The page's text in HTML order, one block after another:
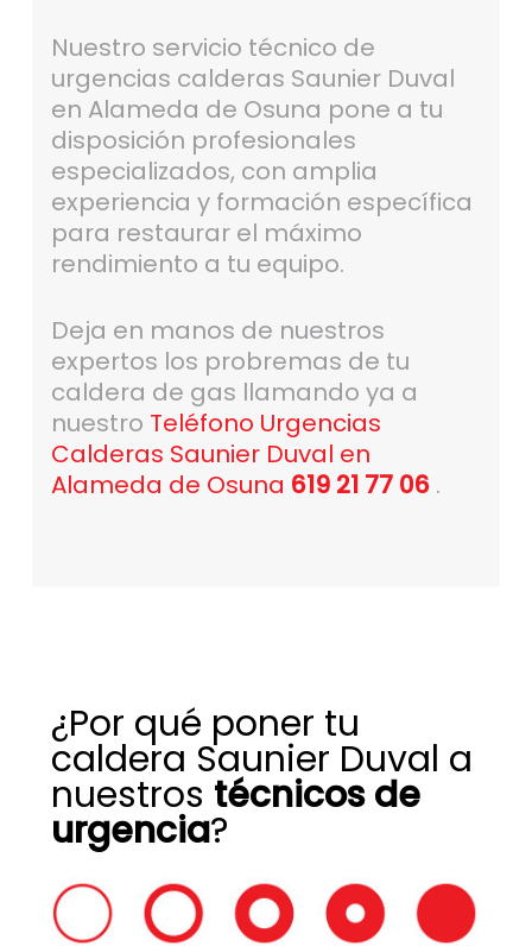
Nuestro servicio técnico de
urgencias calderas Saunier Duval
en Alameda de Osuna pone a tu
disposición profesionales
especializados, con amplia
experiencia y formación específica
para restaurar el máximo
rendimiento a tu equipo.
Deja en manos de nuestros
expertos los probremas de tu
caldera de gas llamando ya a
nuestro Teléfono Urgencias
Calderas Saunier Duval en
Alameda de Osuna 619 21 77 06 .
¿Por qué poner tu
caldera Saunier Duval a
nuestros técnicos de
urgencia?